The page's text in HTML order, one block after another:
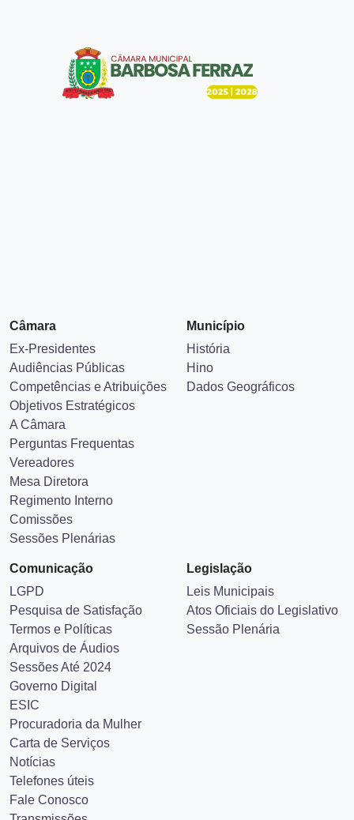
Câmara
Ex-Presidentes
Audiências Públicas
Competências e Atribuições
Objetivos Estratégicos
A Câmara
Perguntas Frequentas
Vereadores
Mesa Diretora
Regimento Interno
Comissões
Sessões Plenárias
Município
História
Hino
Dados Geográficos
Comunicação
LGPD
Pesquisa de Satisfação
Termos e Políticas
Arquivos de Áudios
Sessões Até 2024
Governo Digital
ESIC
Procuradoria da Mulher
Carta de Serviços
Notícias
Telefones úteis
Fale Conosco
Legislação
Leis Municipais
Atos Oficiais do Legislativo
Sessão Plenária